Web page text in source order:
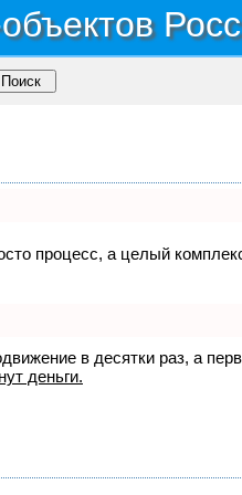
процесс, а целый
в десятки раз, а
деньги.